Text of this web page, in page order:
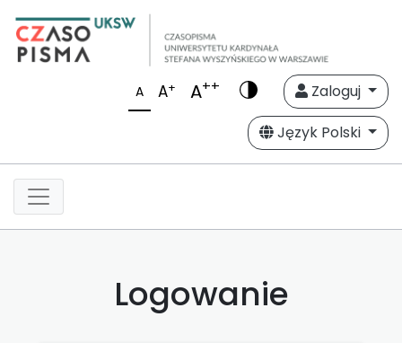
A A+ A++
Zaloguj
Język Polski
Logowanie